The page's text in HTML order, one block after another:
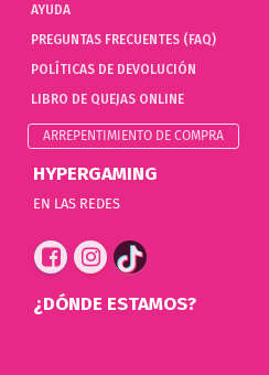
AYUDA
PREGUNTAS FRECUENTES (FAQ)
POLÍTICAS DE DEVOLUCIÓN
LIBRO DE QUEJAS ONLINE
ARREPENTIMIENTO DE COMPRA
HYPERGAMING
EN LAS REDES
¿DÓNDE ESTAMOS?